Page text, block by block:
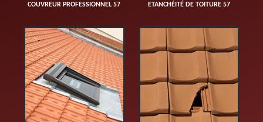
COUVREUR PROFESSIONNEL 57 ETANCHÉITÉ DE TOITURE 57